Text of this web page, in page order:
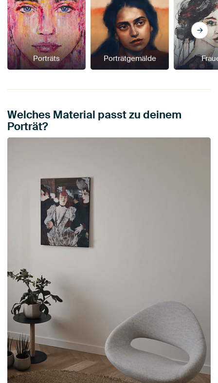
Porträts Porträtgemälde
Welches Material passt zu deinem
Porträt?